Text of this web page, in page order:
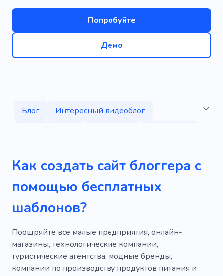
Попробуйте
Демо
Блог
Интересный видеоблог
Страна
Роскошь Природа
Туризм
Путешествие
Содержимое
Впечатление
YouTube
Производство
Подписчики
Личный
Обучение
Обучение
Опыт
Образ жизни
Как создать сайт блоггера с
помощью бесплатных
шаблонов?
Поощряйте все малые предприятия, онлайн-
магазины, технологические компании,
туристические агентства, модные бренды,
компании по производству продуктов питания и